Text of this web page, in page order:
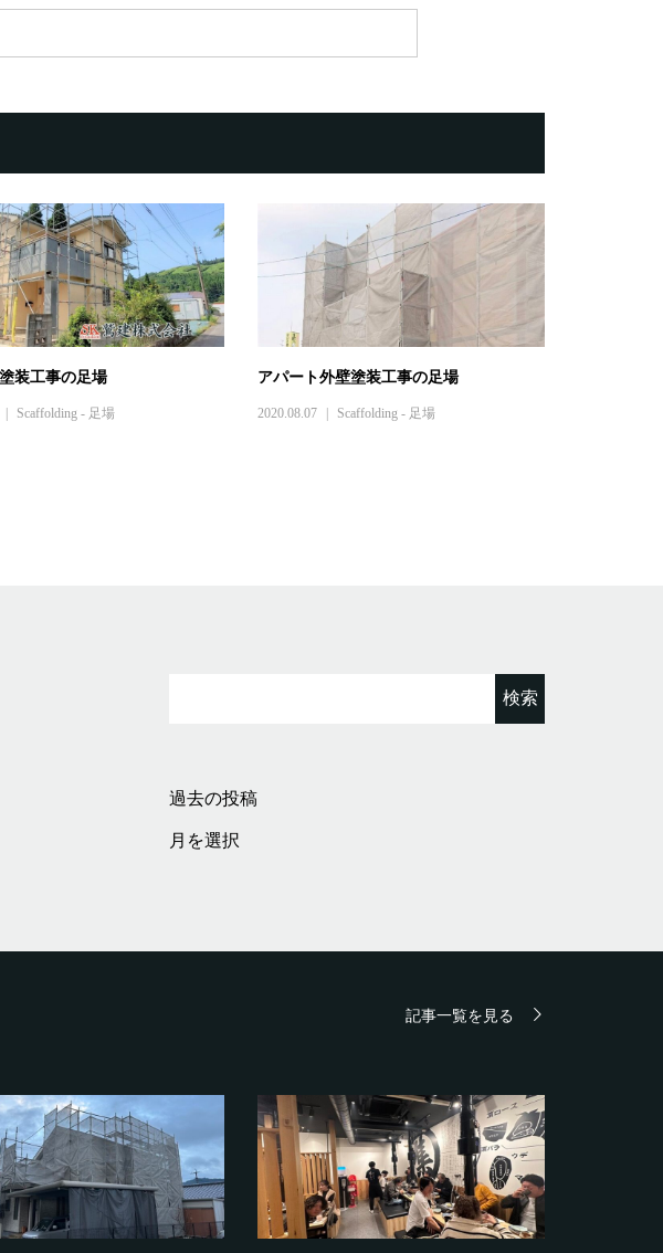
装工事の足場
Scaffolding - 足場
アパート外壁塗装工事の足場
2020.08.07 Scaffolding - 足場
過去の投稿
過
去
記事一覧を見る